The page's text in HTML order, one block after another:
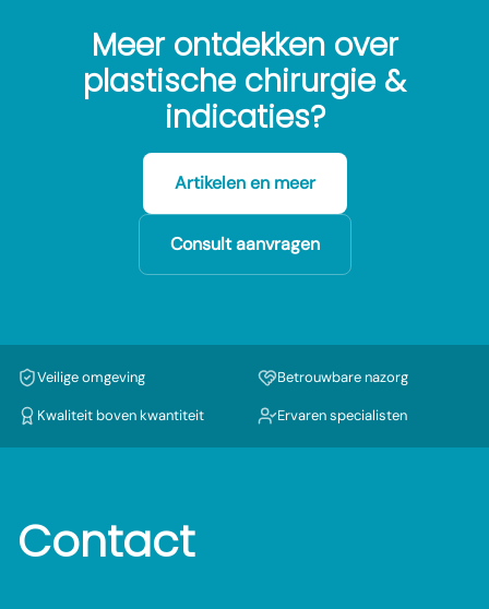
Meer ontdekken over
plastische chirurgie &
indicaties?
Artikelen en meer
Consult aanvragen
Veilige omgeving Betrouwbare nazorg
Kwaliteit boven kwantiteit Ervaren specialisten
Contact